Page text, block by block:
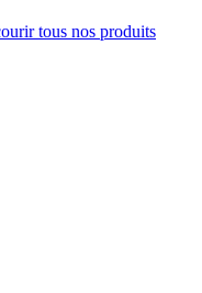
tous nos produits